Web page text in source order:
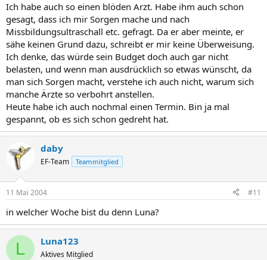
Ich habe auch so einen blöden Arzt. Habe ihm auch schon
gesagt, dass ich mir Sorgen mache und nach
Missbildungsultraschall etc. gefragt. Da er aber meinte, er
sähe keinen Grund dazu, schreibt er mir keine Überweisung.
Ich denke, das würde sein Budget doch auch gar nicht
belasten, und wenn man ausdrücklich so etwas wünscht, da
man sich Sorgen macht, verstehe ich auch nicht, warum sich
manche Ärzte so verbohrt anstellen.
Heute habe ich auch nochmal einen Termin. Bin ja mal
gespannt, ob es sich schon gedreht hat.
daby
EF-Team Teammitglied
11 Mai 2004 #11
in welcher Woche bist du denn Luna?
L Luna123
Aktives Mitglied